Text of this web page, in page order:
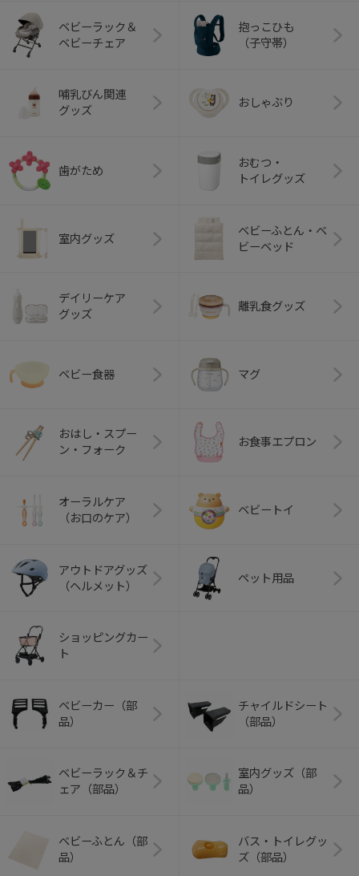
ベビーラック＆
ベビーチェア
抱っこひも
（子守帯）
哺乳びん関連
グッズ
おしゃぶり
歯がため
おむつ・
トイレグッズ
室内グッズ
ベビーふとん・ベ
ビーベッド
デイリーケア
グッズ
離乳食グッズ
ベビー食器 マグ
おはし・スプー
ン・フォーク
お食事エプロン
オーラルケア
（お口のケア）
ベビートイ
アウトドアグッズ
（ヘルメット）
ペット用品
ショッピングカー
ト
ベビーカー（部
品）
チャイルドシート
（部品）
ベビーラック＆チ
ェア（部品）
室内グッズ（部
品）
ベビーふとん（部
品）
バス・トイレグッ
ズ（部品）